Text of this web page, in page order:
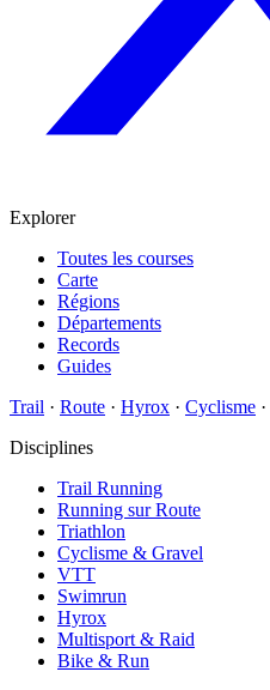
Explorer
Toutes les courses
Carte
Régions
Départements
Records
Guides
Trail · Route · Hyrox · Cyclisme ·
Disciplines
Trail Running
Running sur Route
Triathlon
Cyclisme & Gravel
VTT
Swimrun
Hyrox
Multisport & Raid
Bike & Run